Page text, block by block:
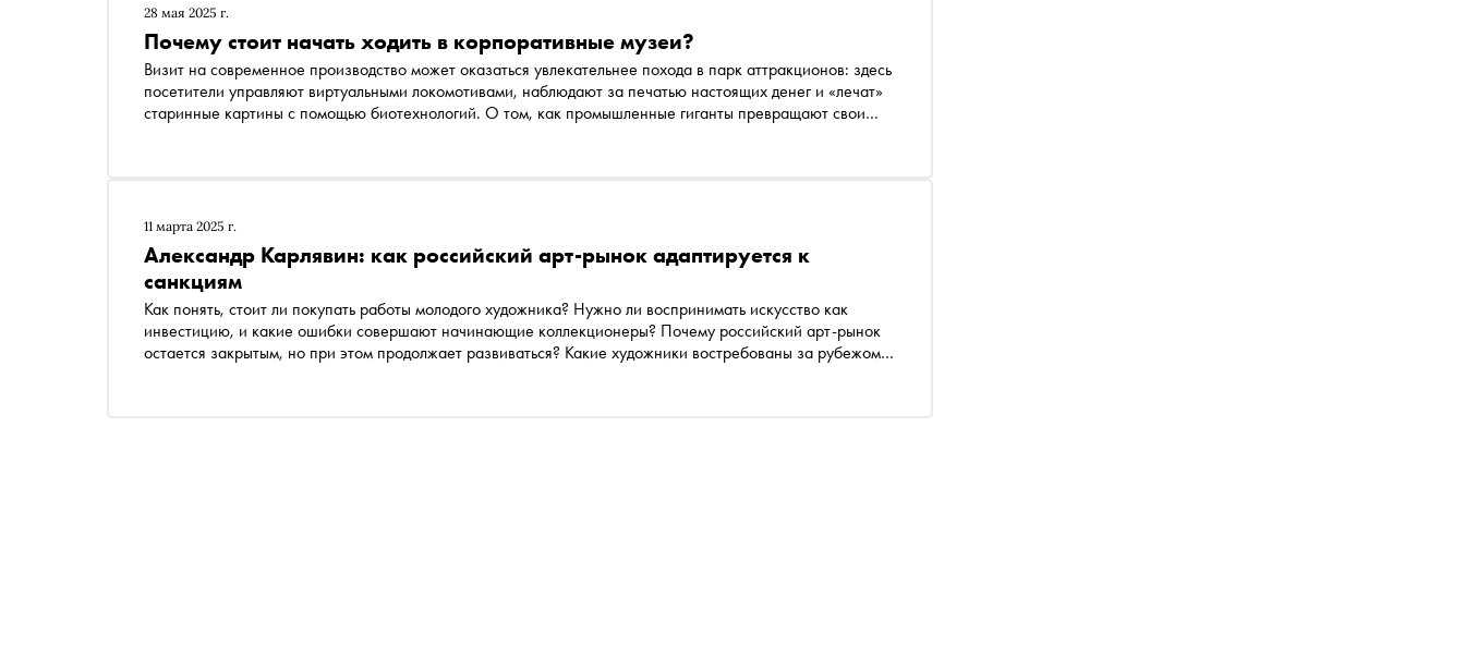
28 мая 2025 г.
Почему стоит начать ходить в корпоративные музеи?
Визит на современное производство может оказаться увлекательнее похода в парк аттракционов: здесь
посетители управляют виртуальными локомотивами, наблюдают за печатью настоящих денег и «лечат»
старинные картины с помощью биотехнологий. О том, как промышленные гиганты превращают свои
11 марта 2025 г.
Александр Карлявин: как российский арт-рынок адаптируется к
санкциям
Как понять, стоит ли покупать работы молодого художника? Нужно ли воспринимать искусство как
инвестицию, и какие ошибки совершают начинающие коллекционеры? Почему российский арт-рынок
остается закрытым, но при этом продолжает развиваться? Какие художники востребованы за рубежом,